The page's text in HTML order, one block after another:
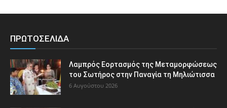
ΠΡΩΤΟΣΕΛΙΔΑ
Λαμπρός Εορτασμός της Μεταμορφώσεως
του Σωτήρος στην Παναγία τη Μηλιώτισσα
6 Αυγούστου 2026